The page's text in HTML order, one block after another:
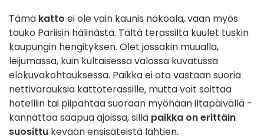
Tämä katto ei ole vain kaunis näköala, vaan myös
tauko Pariisin hälinästä. Tältä terassilta kuulet tuskin
kaupungin hengityksen. Olet jossakin muualla,
leijumassa, kuin kultaisessa valossa kuvatussa
elokuvakohtauksessa. Paikka ei ota vastaan suoria
nettivarauksia kattoterassille, mutta voit soittaa
hotelliin tai piipahtaa suoraan myöhään iltapäivällä -
kannattaa saapua ajoissa, sillä paikka on erittäin
suosittu kevään ensisäteistä lähtien.